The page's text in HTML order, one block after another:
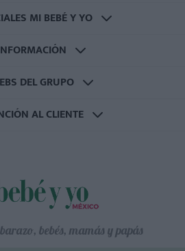
MI BEBÉ Y YO
DEL GRUPO
AL CLIENTE
bebés, mamás y papás